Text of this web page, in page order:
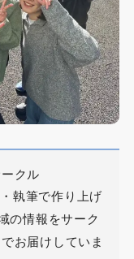
クル
執筆で作り上げ
の情報をサーク
お届けしていま